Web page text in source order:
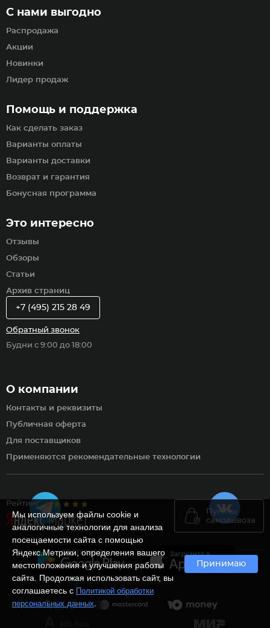
Рейтинг
Пункты
самовывоза
Помощь и поддержка
Как сделать заказ
Варианты оплаты
Варианты доставки
Возврат и гарантия
Бонусная программа
С нами выгодно
Распродажа
Акции
Новинки
Лидер продаж
Это интересно
Отзывы
Обзоры
Статьи
Архив страниц
О компании
Контакты и реквизиты
Публичная оферта
Для поставщиков
Применяются рекомендательные технологии
+7 (495) 215 28 49
Обратный звонок
Будни с 9:00 до 18:00
Мы используем файлы cookie и
аналогичные технологии для анализа
посещаемости сайта с помощью
Яндекс.Метрики, определения вашего
местоположения и улучшения работы
сайта. Продолжая использовать сайт, вы
соглашаетесь с Политикой обработки
персональных данных
Принимаю